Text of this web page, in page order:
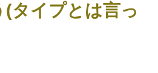
タイプとは言っ